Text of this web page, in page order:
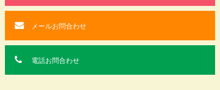
メールお問合わせ
電話お問合わせ